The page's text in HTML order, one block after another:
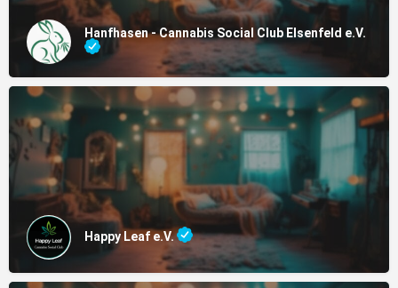
Hanfhasen - Cannabis Social Club Elsenfeld e.V.
Happy Leaf e.V.